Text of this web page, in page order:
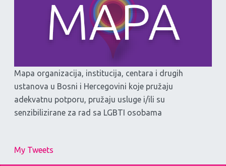
Mapa organizacija, institucija, centara i drugih
ustanova u Bosni i Hercegovini koje pružaju
adekvatnu potporu, pružaju usluge i/ili su
senzibilizirane za rad sa LGBTI osobama
My Tweets